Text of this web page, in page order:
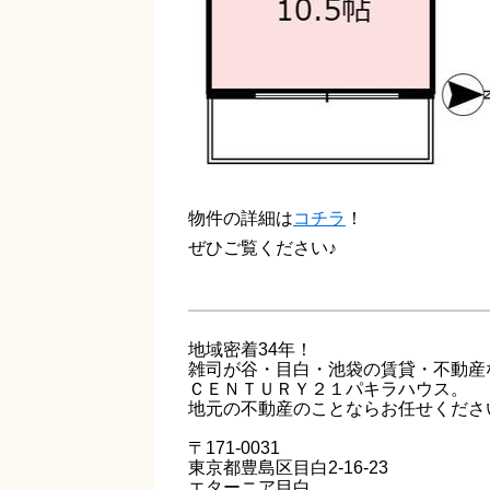
物件の詳細はコチラ ！
ぜひご覧ください♪
地域密着34年！
雑司が谷・目白・池袋の賃貸・不動産
ＣＥＮＴＵＲＹ２１パキラハウス。
地元の不動産のことならお任せくださ
〒171-0031
東京都豊島区目白2-16-23